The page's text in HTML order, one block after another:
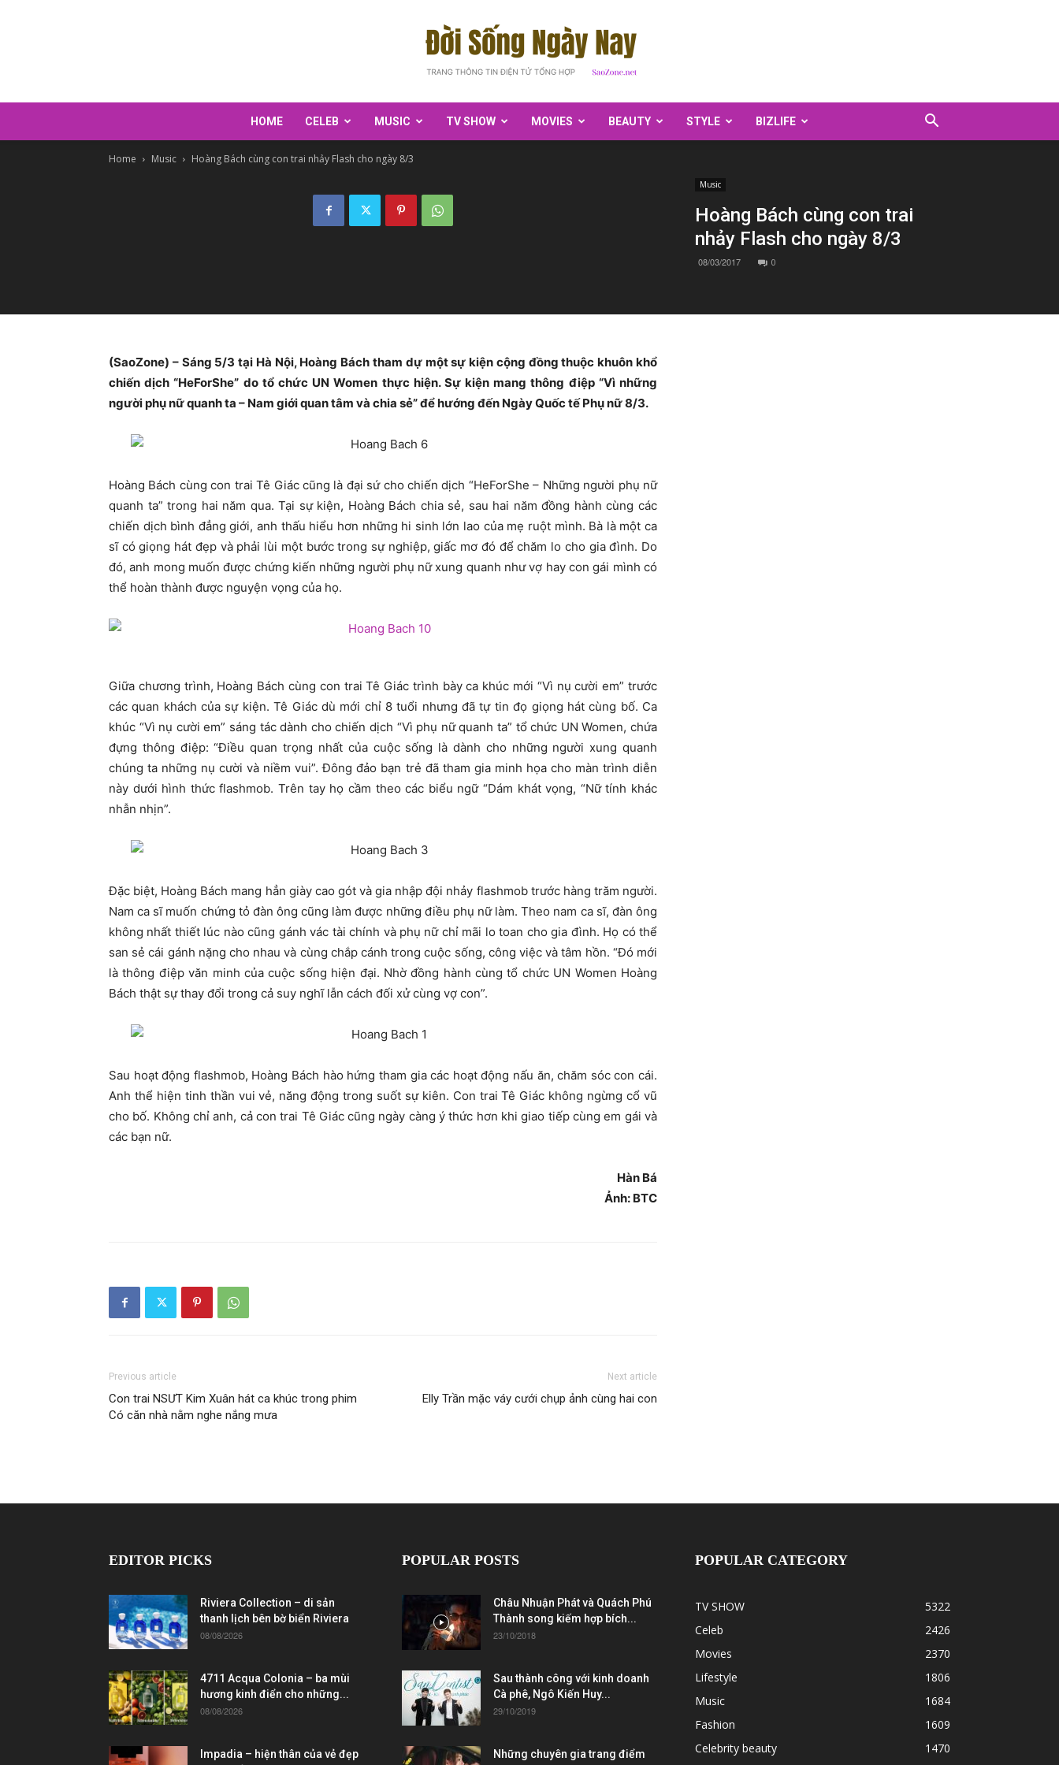
HOME CELEB MUSIC TV SHOW MOVIES BEAUTY STYLE BIZLIFE
Home Music Hoàng Bách cùng con trai nhảy Flash cho ngày 8/3
Music
Hoàng Bách cùng con trai
nhảy Flash cho ngày 8/3
08/03/2017 0
(SaoZone) – Sáng 5/3 tại Hà Nội, Hoàng Bách tham dự một sự kiện cộng đồng thuộc khuôn khổ
chiến dịch “HeForShe” do tổ chức UN Women thực hiện. Sự kiện mang thông điệp “Vì những
người phụ nữ quanh ta – Nam giới quan tâm và chia sẻ” để hướng đến Ngày Quốc tế Phụ nữ 8/3.
Hoàng Bách cùng con trai Tê Giác cũng là đại sứ cho chiến dịch “HeForShe – Những người phụ nữ
quanh ta” trong hai năm qua. Tại sự kiện, Hoàng Bách chia sẻ, sau hai năm đồng hành cùng các
chiến dịch bình đẳng giới, anh thấu hiểu hơn những hi sinh lớn lao của mẹ ruột mình. Bà là một ca
sĩ có giọng hát đẹp và phải lùi một bước trong sự nghiệp, giấc mơ đó để chăm lo cho gia đình. Do
đó, anh mong muốn được chứng kiến những người phụ nữ xung quanh như vợ hay con gái mình có
thể hoàn thành được nguyện vọng của họ.
Giữa chương trình, Hoàng Bách cùng con trai Tê Giác trình bày ca khúc mới “Vì nụ cười em” trước
các quan khách của sự kiện. Tê Giác dù mới chỉ 8 tuổi nhưng đã tự tin đọ giọng hát cùng bố. Ca
khúc “Vì nụ cười em” sáng tác dành cho chiến dịch “Vì phụ nữ quanh ta” tổ chức UN Women, chứa
đựng thông điệp: “Điều quan trọng nhất của cuộc sống là dành cho những người xung quanh
chúng ta những nụ cười và niềm vui”. Đông đảo bạn trẻ đã tham gia minh họa cho màn trình diễn
này dưới hình thức flashmob. Trên tay họ cầm theo các biểu ngữ “Dám khát vọng, “Nữ tính khác
nhẫn nhịn”.
Đặc biệt, Hoàng Bách mang hẳn giày cao gót và gia nhập đội nhảy flashmob trước hàng trăm người.
Nam ca sĩ muốn chứng tỏ đàn ông cũng làm được những điều phụ nữ làm. Theo nam ca sĩ, đàn ông
không nhất thiết lúc nào cũng gánh vác tài chính và phụ nữ chỉ mãi lo toan cho gia đình. Họ có thể
san sẻ cái gánh nặng cho nhau và cùng chắp cánh trong cuộc sống, công việc và tâm hồn. “Đó mới
là thông điệp văn minh của cuộc sống hiện đại. Nhờ đồng hành cùng tổ chức UN Women Hoàng
Bách thật sự thay đổi trong cả suy nghĩ lẫn cách đối xử cùng vợ con”.
Sau hoạt động flashmob, Hoàng Bách hào hứng tham gia các hoạt động nấu ăn, chăm sóc con cái.
Anh thể hiện tinh thần vui vẻ, năng động trong suốt sự kiên. Con trai Tê Giác không ngừng cổ vũ
cho bố. Không chỉ anh, cả con trai Tê Giác cũng ngày càng ý thức hơn khi giao tiếp cùng em gái và
các bạn nữ.
Hàn Bá
Ảnh: BTC
Previous article
Con trai NSƯT Kim Xuân hát ca khúc trong phim
Có căn nhà nằm nghe nắng mưa
Next article
Elly Trần mặc váy cưới chụp ảnh cùng hai con
EDITOR PICKS
Riviera Collection – di sản
thanh lịch bên bờ biển Riviera
08/08/2026
4711 Acqua Colonia – ba mùi
hương kinh điển cho những...
08/08/2026
Impadia – hiện thân của vẻ đẹp
POPULAR POSTS
Châu Nhuận Phát và Quách Phú
Thành song kiếm hợp bích...
23/10/2018
Sau thành công với kinh doanh
Cà phê, Ngô Kiến Huy...
29/10/2019
Những chuyên gia trang điểm
POPULAR CATEGORY
TV SHOW
5322
Celeb
2426
Movies
2370
Lifestyle
1806
Music
1684
Fashion
1609
Celebrity beauty
1470